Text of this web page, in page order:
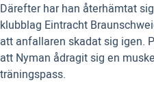
Därefter har han återhämtat
klubblag Eintracht
att anfallaren skadat sig igen.
att Nyman ådragit sig en
träningspass.